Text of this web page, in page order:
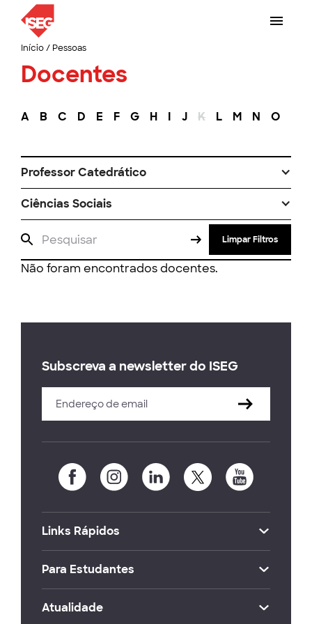
Início/ Pessoas
Docentes
A B C D E F G H I J K L M N O
Professor Catedrático
Ciências Sociais
Limpar Filtros
Não foram encontrados docentes.
Subscreva a newsletter do ISEG
Links Rápidos
Para Estudantes
Atualidade